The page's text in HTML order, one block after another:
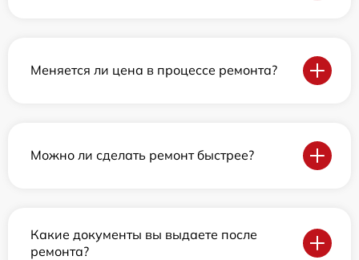
Меняется ли цена в процессе ремонта?
Можно ли сделать ремонт быстрее?
Какие документы вы выдаете после
ремонта?